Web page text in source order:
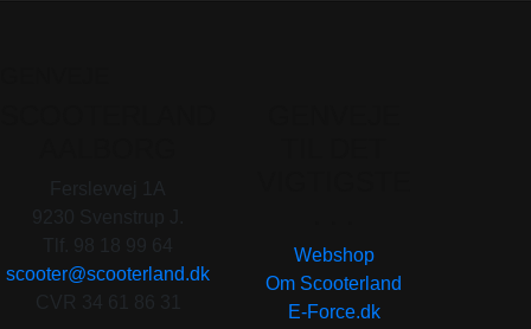
scooter@scooterland.dk
Webshop
Om Scooterland
E-Force.dk